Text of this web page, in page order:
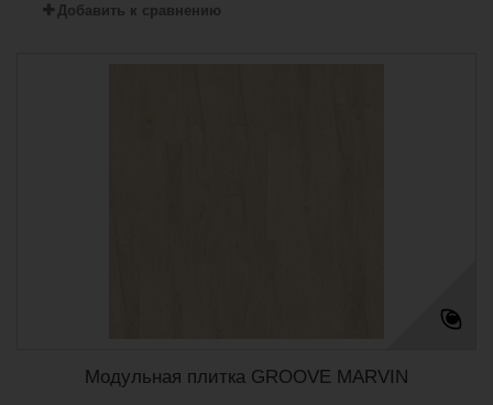
Добавить к сравнению
Модульная плитка GROOVE MARVIN